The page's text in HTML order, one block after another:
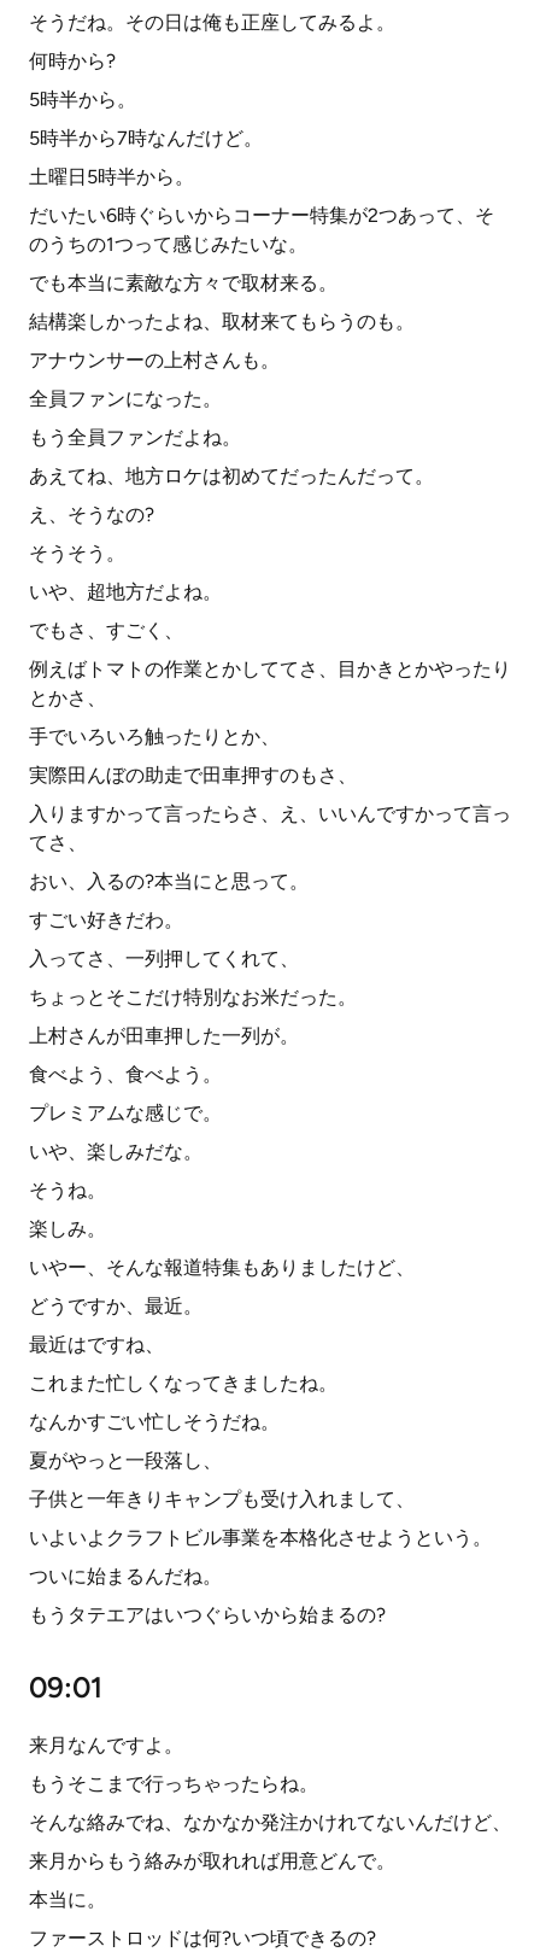
そうだね。その日は俺も正座してみるよ。
何時から?
5時半から。
5時半から7時なんだけど。
土曜日5時半から。
だいたい6時ぐらいからコーナー特集が2つあって、そ
のうちの1つって感じみたいな。
でも本当に素敵な方々で取材来る。
結構楽しかったよね、取材来てもらうのも。
アナウンサーの上村さんも。
全員ファンになった。
もう全員ファンだよね。
あえてね、地方ロケは初めてだったんだって。
え、そうなの?
そうそう。
いや、超地方だよね。
でもさ、すごく、
例えばトマトの作業とかしててさ、目かきとかやったり
とかさ、
手でいろいろ触ったりとか、
実際田んぼの助走で田車押すのもさ、
入りますかって言ったらさ、え、いいんですかって言っ
てさ、
おい、入るの?本当にと思って。
すごい好きだわ。
入ってさ、一列押してくれて、
ちょっとそこだけ特別なお米だった。
上村さんが田車押した一列が。
食べよう、食べよう。
プレミアムな感じで。
いや、楽しみだな。
そうね。
楽しみ。
いやー、そんな報道特集もありましたけど、
どうですか、最近。
最近はですね、
これまた忙しくなってきましたね。
なんかすごい忙しそうだね。
夏がやっと一段落し、
子供と一年きりキャンプも受け入れまして、
いよいよクラフトビル事業を本格化させようという。
ついに始まるんだね。
もうタテエアはいつぐらいから始まるの?
09:01
来月なんですよ。
もうそこまで行っちゃったらね。
そんな絡みでね、なかなか発注かけれてないんだけど、
来月からもう絡みが取れれば用意どんで。
本当に。
ファーストロッドは何?いつ頃できるの?